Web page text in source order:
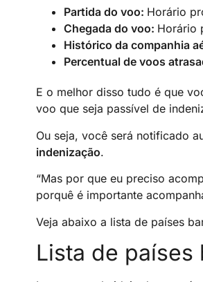
Partida do voo: Horário
Chegada do voo: Horário
Histórico da companhia
Percentual de voos
E o melhor disso tudo é que
voo que seja passível de
Ou seja, você será notificado
indenização.
“Mas por que eu preciso
porquê é importante
Veja abaixo a lista de países
Lista de países